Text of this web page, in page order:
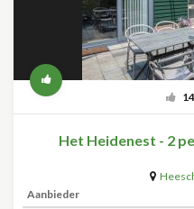
14
Het Heidenest - 2
Aanbieder